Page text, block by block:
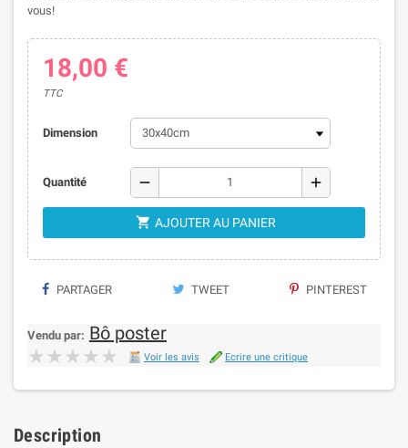
vous!
18,00 €
TTC
Dimension
Quantité remove add
 AJOUTER AU PANIER
PARTAGER TWEET PINTEREST
Vendu par: Bô poster
★★★★★
★★★★★ Voir les avis Ecrire une critique
Description